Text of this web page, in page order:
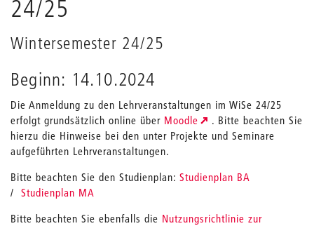
der
Webseite
24/25
Wintersemester 24/25
Beginn: 14.10.2024
Die Anmeldung zu den Lehrveranstaltungen im WiSe 24/25
erfolgt grundsätzlich online über Moodle
. Bitte beachten Sie
hierzu die Hinweise bei den unter Projekte und Seminare
aufgeführten Lehrveranstaltungen.
Bitte beachten Sie den Studienplan: Studienplan BA
/ Studienplan MA
Bitte beachten Sie ebenfalls die Nutzungsrichtlinie zur